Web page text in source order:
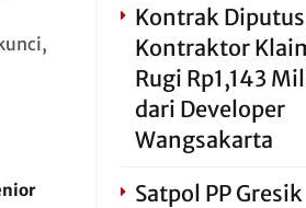
Kontrak
Kontraktor
Rugi Rp1,143
dari Developer
Wangsakarta
Satpol PP Gresik